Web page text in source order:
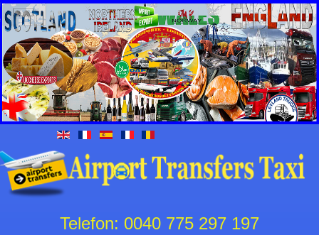
Telefon: 0040 775 297 197